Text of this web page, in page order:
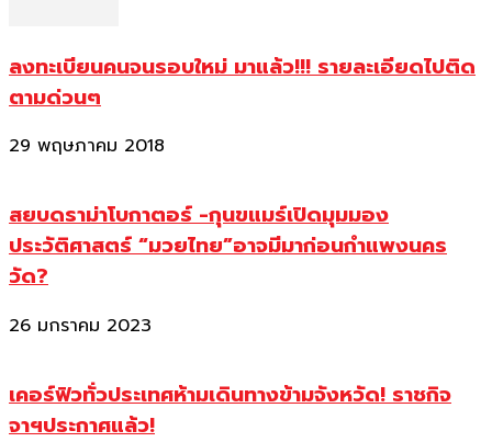
ลงทะเบียนคนจนรอบใหม่ มาแล้ว!!! รายละเอียดไปติด
ตามด่วนๆ
29 พฤษภาคม 2018
สยบดราม่าโบกาตอร์ -กุนขแมร์เปิดมุมมอง
ประวัติศาสตร์ “มวยไทย”อาจมีมาก่อนกำแพงนคร
วัด?
26 มกราคม 2023
เคอร์ฟิวทั่วประเทศห้ามเดินทางข้ามจังหวัด! ราชกิจ
จาฯประกาศแล้ว!